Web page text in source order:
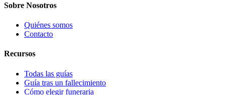
Sobre Nosotros
Quiénes somos
Contacto
Recursos
Todas las guías
Guía tras un fallecimiento
Cómo elegir funeraria